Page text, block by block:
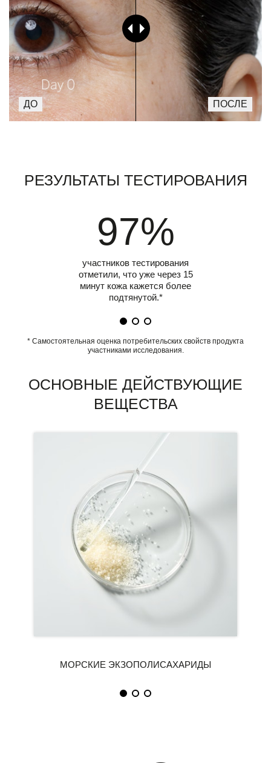
Результаты тестирования
97%
участников тестирования
отметили, что уже через 15
минут кожа кажется более
подтянутой.*
* Самостоятельная оценка потребительских свойств продукта
участниками исследования.
ОСНОВНЫЕ ДЕЙСТВУЮЩИЕ
ВЕЩЕСТВА